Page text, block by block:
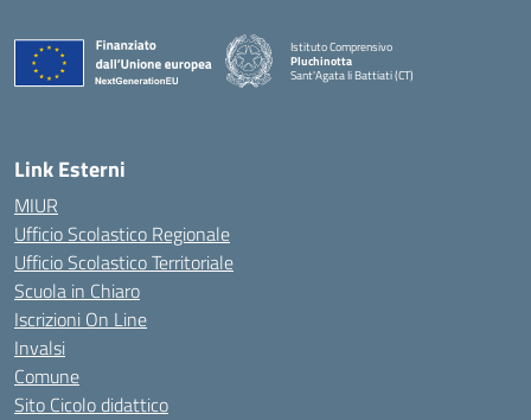
Istituto Comprensivo
Pluchinotta
Sant'Agata li Battiati (CT)
— Visita la pagina iniziale della scuola
Link Esterni
MIUR
Ufficio Scolastico Regionale
Ufficio Scolastico Territoriale
Scuola in Chiaro
Iscrizioni On Line
Invalsi
Comune
Sito Cicolo didattico